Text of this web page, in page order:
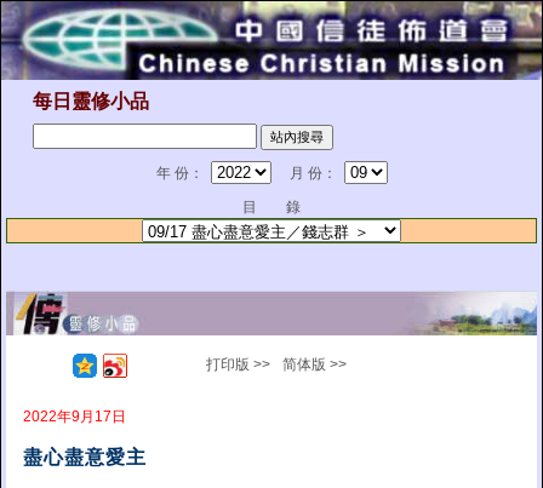
每日靈修小品
年 份：
月 份：
目 錄
打印版 >> 简体版 >>
2022年9月17日
盡心盡意愛主